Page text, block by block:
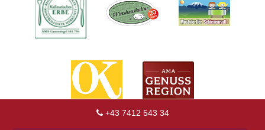
+43 7412 543 34